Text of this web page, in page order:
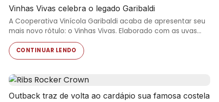
Vinhas Vivas celebra o legado Garibaldi
A Cooperativa Vinícola Garibaldi acaba de apresentar seu
mais novo rótulo: o Vinhas Vivas. Elaborado com as uvas…
CONTINUAR LENDO
Outback traz de volta ao cardápio sua famosa costela